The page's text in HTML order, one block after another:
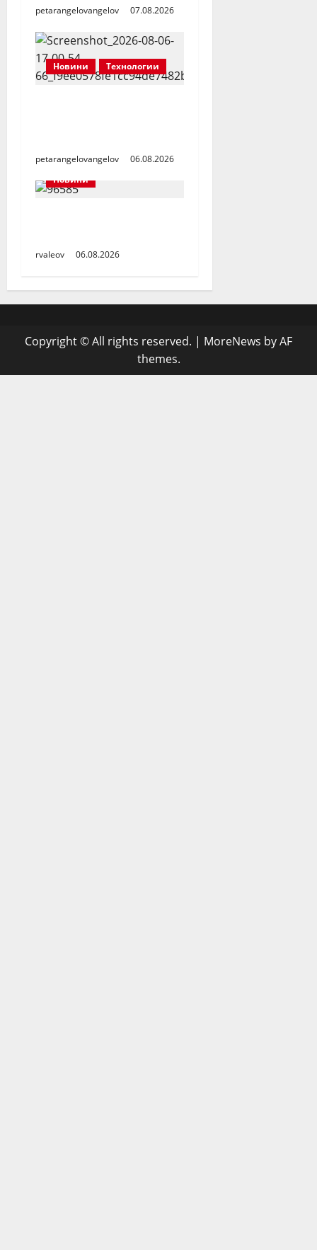
petarangelovangelov 07.08.2026
Новини Технологии
petarangelovangelov
06.08.2026
Новини
rvaleov 06.08.2026
Copyright © All rights reserved. | MoreNews by AF
themes.